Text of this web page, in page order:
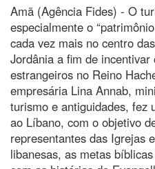
Amã (Agência Fides) - O
especialmente o
cada vez mais no centro
Jordânia a fim de
estrangeiros no Reino
empresária Lina Annab,
turismo e antiguidades, fez
ao Líbano, com o objetivo
representantes das Igrejas
libanesas, as metas